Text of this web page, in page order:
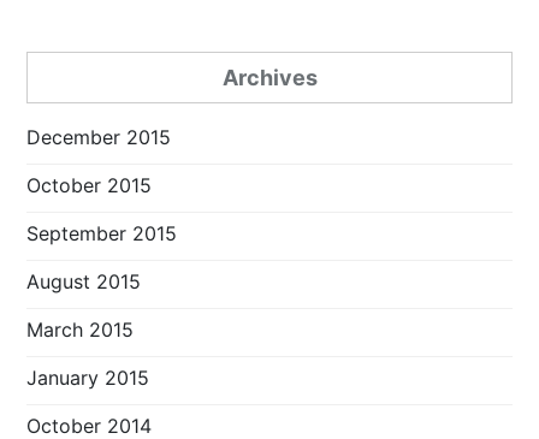
Archives
December 2015
October 2015
September 2015
August 2015
March 2015
January 2015
October 2014